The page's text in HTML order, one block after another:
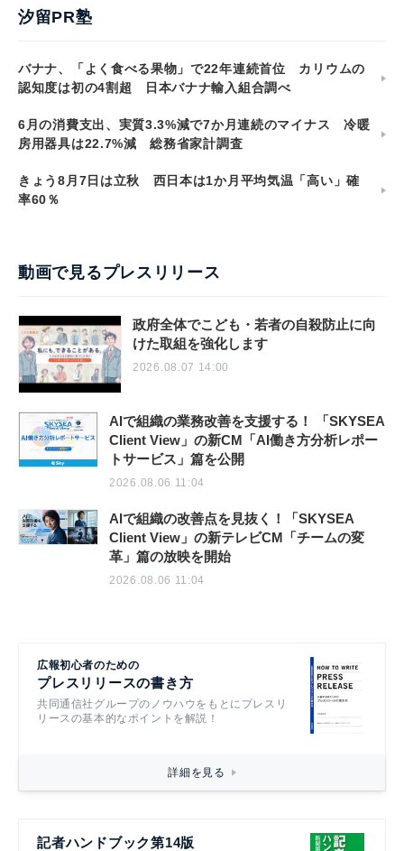
汐留PR塾
バナナ、「よく食べる果物」で22年連続首位 カリウムの
認知度は初の4割超 日本バナナ輸入組合調べ
6月の消費支出、実質3.3%減で7か月連続のマイナス 冷暖
房用器具は22.7%減 総務省家計調査
きょう8月7日は立秋 西日本は1か月平均気温「高い」確
率60％
動画で見るプレスリリース
政府全体でこども・若者の自殺防止に向
けた取組を強化します
2026.08.07 14:00
AIで組織の業務改善を支援する！ 「SKYSEA
Client View」の新CM「AI働き方分析レポー
トサービス」篇を公開
2026.08.06 11:04
AIで組織の改善点を見抜く！「SKYSEA
Client View」の新テレビCM「チームの変
革」篇の放映を開始
2026.08.06 11:04
広報初心者のための
プレスリリースの書き方
共同通信社グループのノウハウをもとにプレスリ
リースの基本的なポイントを解説！
詳細を見る
記者ハンドブック第14版